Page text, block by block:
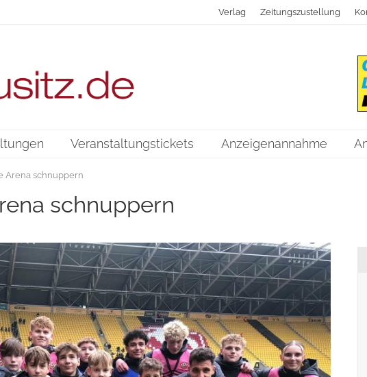
Verlag Zeitungszustellung
Veranstaltungstickets Anzeigenannahme
Arena schnuppern
schnuppern